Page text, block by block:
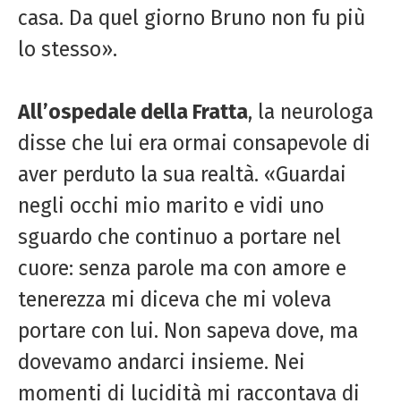
casa. Da quel giorno Bruno non fu più
lo stesso».
All’ospedale della Fratta, la neurologa
disse che lui era ormai consapevole di
aver perduto la sua realtà. «Guardai
negli occhi mio marito e vidi uno
sguardo che continuo a portare nel
cuore: senza parole ma con amore e
tenerezza mi diceva che mi voleva
portare con lui. Non sapeva dove, ma
dovevamo andarci insieme. Nei
momenti di lucidità mi raccontava di